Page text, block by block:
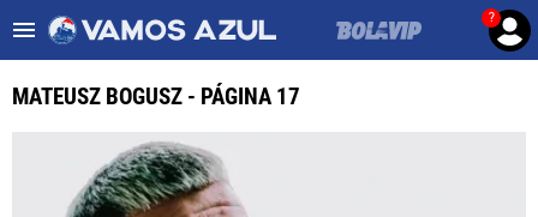
?
Noticias Cruz Azul HOY
LEAGUES CUP
MATEUSZ BOGUSZ - PÁGINA 17